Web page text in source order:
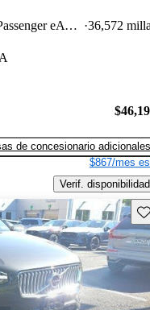
Recharge T8 Ultimate Bright Theme 6-Passenger eAWD 36,572
de concesionario adicionales
$867/mes
Verif. disponibilidad